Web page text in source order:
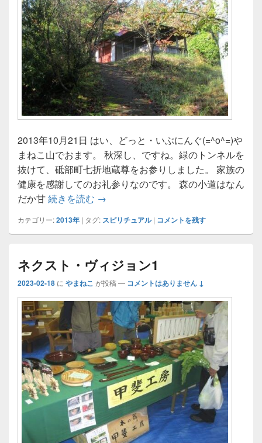
2013年10月21日 はい、どっと・いぶにんぐ(=^o^=)や
まねこ山でおます。 秋深し、ですね。緑のトンネルを
抜けて、砥部町七折地蔵尊をお参りしました。 家族の
健康を感謝してのお礼参りなのです。 森の小道はなん
だか甘続きを読む 七折地蔵尊
→
カテゴリー:2013年 | タグ: スピリチュアル | コメントを残す
ネクスト・ヴィジョン1
2023-02-18 に やまねこ が投稿 — コメントはありません ↓